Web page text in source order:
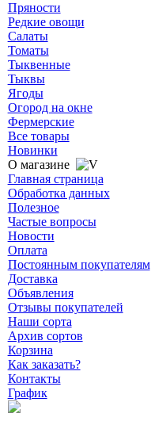
Пряности
Редкие овощи
Салаты
Томаты
Тыквенные
Тыквы
Ягоды
Огород на окне
Фермерские
Все товары
Новинки
О магазине
Главная страница
Обработка данных
Полезное
Частые вопросы
Новости
Оплата
Постоянным покупателям
Доставка
Объявления
Отзывы покупателей
Наши сорта
Архив сортов
Корзина
Как заказать?
Контакты
График